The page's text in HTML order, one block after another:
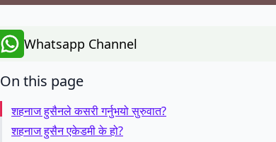
Whatsapp Channel
On this page
शहनाज हुसैनले कसरी गर्नुभयो सुरुवात?
शहनाज हुसैन एकेडमी के हो?